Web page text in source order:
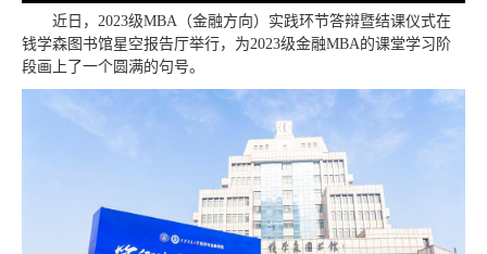
近日，2023级MBA（金融方向）实践环节答辩暨结课仪式在
钱学森图书馆星空报告厅举行，为2023级金融MBA的课堂学习阶
段画上了一个圆满的句号。